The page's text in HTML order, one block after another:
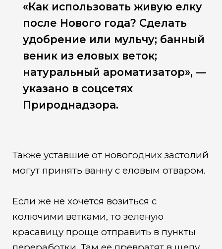
«Как использовать живую елку
после Нового года? Сделать
удобрение или мульчу; банный
веник из еловых веток;
натуральный ароматизатор», —
указано в соцсетях
Природнадзора.
Также уставшие от новогодних застолий
могут принять ванну с еловым отваром.
Если же не хочется возиться с
колючими ветками, то зеленую
красавицу проще отправить в пункты